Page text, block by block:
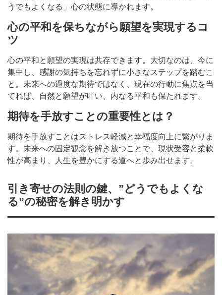
うでもよくなる」心の状態に導かれます。
心の平和を保ちながら願望を実現するコ
ツ
心の平和と願望の実現は共存できます。大切なのは、今に
集中し、感謝の気持ちを忘れずに小さなステップを踏むこ
と。未来への過度な期待ではなく、現在の行動に焦点を当
てれば、自然と願望が叶い、内なる平和も保たれます。
期待を手放すことの重要性とは？
期待を手放すことはストレス軽減と幸福度向上に繋がりま
す。未来への固定観念を解き放つことで、現状受容と柔軟
性が高まり、人生を豊かにする道へと歩み出せます。
引き寄せの法則の鍵、”どうでもよくな
る”の秘密を解き明かす